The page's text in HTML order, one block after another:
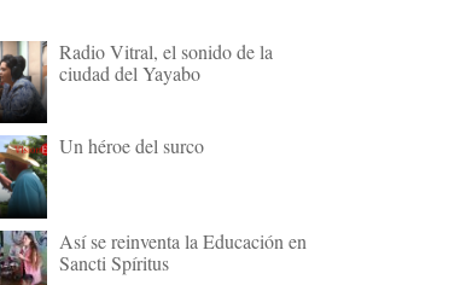
Radio Vitral, el sonido de la
ciudad del Yayabo
Un héroe del surco
Así se reinventa la Educación en
Sancti Spíritus